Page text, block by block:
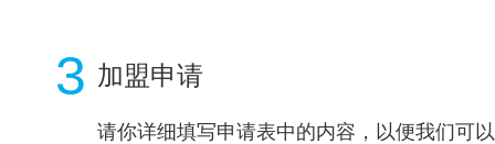
3 加盟申请
请你详细填写申请表中的内容，以便我们可